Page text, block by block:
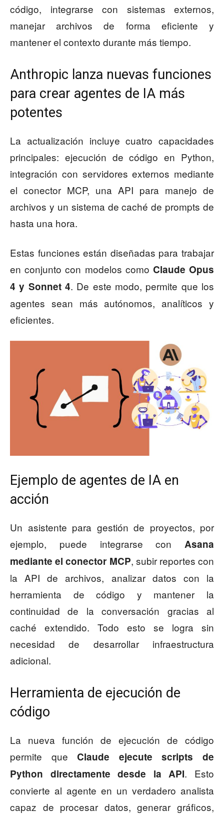
código, integrarse con sistemas externos,
manejar archivos de forma eficiente y
mantener el contexto durante más tiempo.
Anthropic lanza nuevas funciones
para crear agentes de IA más
potentes
La actualización incluye cuatro capacidades
principales: ejecución de código en Python,
integración con servidores externos mediante
el conector MCP, una API para manejo de
archivos y un sistema de caché de prompts de
hasta una hora.
Estas funciones están diseñadas para trabajar
en conjunto con modelos como Claude Opus
4 y Sonnet 4. De este modo, permite que los
agentes sean más autónomos, analíticos y
eficientes.
Ejemplo de agentes de IA en
acción
Un asistente para gestión de proyectos, por
ejemplo, puede integrarse con Asana
mediante el conector MCP, subir reportes con
la API de archivos, analizar datos con la
herramienta de código y mantener la
continuidad de la conversación gracias al
caché extendido. Todo esto se logra sin
necesidad de desarrollar infraestructura
adicional.
Herramienta de ejecución de
código
La nueva función de ejecución de código
permite que Claude ejecute scripts de
Python directamente desde la API. Esto
convierte al agente en un verdadero analista
capaz de procesar datos, generar gráficos,